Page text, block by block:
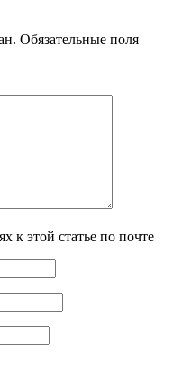
Обязательные поля
к этой статье по почте